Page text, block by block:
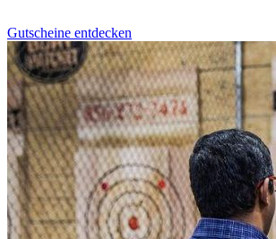
Gutscheine entdecken